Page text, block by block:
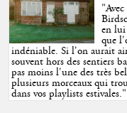
"
en lui
que
indéniable. Si l'on aurait
souvent hors des sentiers
pas moins l'une des très
plusieurs morceaux qui
dans vos playlists estivales."